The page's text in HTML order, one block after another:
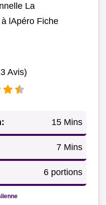
La
lApéro Fiche
Avis)
15 Mins
7 Mins
6 portions